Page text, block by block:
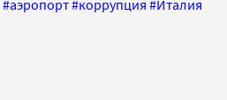
#аэропорт#коррупция #Италия